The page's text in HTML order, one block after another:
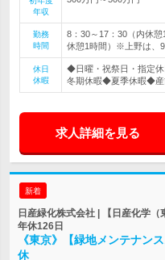
年収
勤務
時間
8：30～17：30（内休
休憩1時間）※上野は、
休日
休暇
◆日曜・祝祭日・指定
冬期休暇◆夏季休暇◆
求人詳細を見る
新着
日産緑化株式会社 | 【日産化学
年休126日
《東京》【緑地メンテナン
休